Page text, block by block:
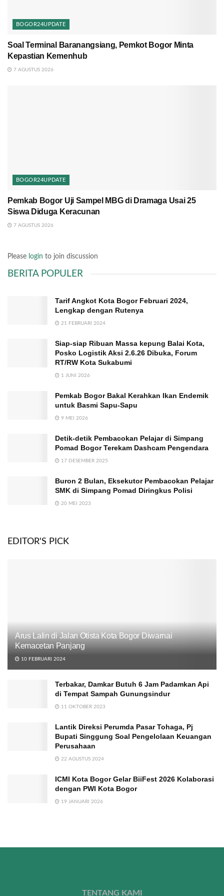
BOGOR24UPDATE
Soal Terminal Baranangsiang, Pemkot Bogor Minta
Kepastian Kemenhub
7 AGUSTUS 2026
BOGOR24UPDATE
Pemkab Bogor Uji Sampel MBG di Dramaga Usai 25
Siswa Diduga Keracunan
7 AGUSTUS 2026
Please login to join discussion
BERITA POPULER
Tarif Angkot Kota Bogor Februari 2024,
Lengkap dengan Rutenya
21 FEBRUARI 2024
Siap-siap Ribuan Massa kepung Balai Kota,
Posko Logistik Aksi 2.6.26 Dibuka, Forum
RT/RW Kota Sukabumi
1 JUNI 2026
Pemkab Bogor Bakal Kerahkan Ikan Endemik
untuk Basmi Sapu-Sapu
9 MEI 2026
Detik-detik Pembacokan Pelajar di Simpang
Pomad Bogor Terekam Dashcam Pengendara
17 DESEMBER 2025
Buron 2 Bulan, Eksekutor Pembacokan Pelajar
SMK di Simpang Pomad Diringkus Polisi
20 MEI 2023
EDITOR'S PICK
Arus Lalin di Jalan Otista Kota Bogor Diwarnai
Kemacetan Panjang
10 FEBRUARI 2024
Terbakar, Damkar Butuh 6 Jam Padamkan Api
di Tempat Sampah Gunungsindur
11 OKTOBER 2023
Lantik Direksi Perumda Pasar Tohaga, Pj
Bupati Singgung Soal Pengelolaan Keuangan
Perusahaan
22 AGUSTUS 2024
ICMI Kota Bogor Gelar BiiFest 2026 Kolaborasi
dengan PWI Kota Bogor
19 JANUARI 2026
TENTANG KAMI